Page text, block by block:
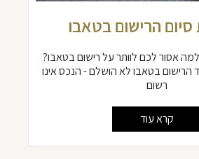
הרישום בטאבו
אסור לכם לוותר על רישום בטאבו?
הרישום בטאבו לא הושלם - הנכס אינו
רשום
קרא עוד